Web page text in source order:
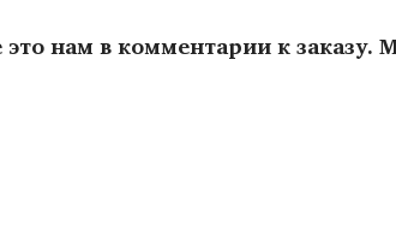
нам в комментарии к